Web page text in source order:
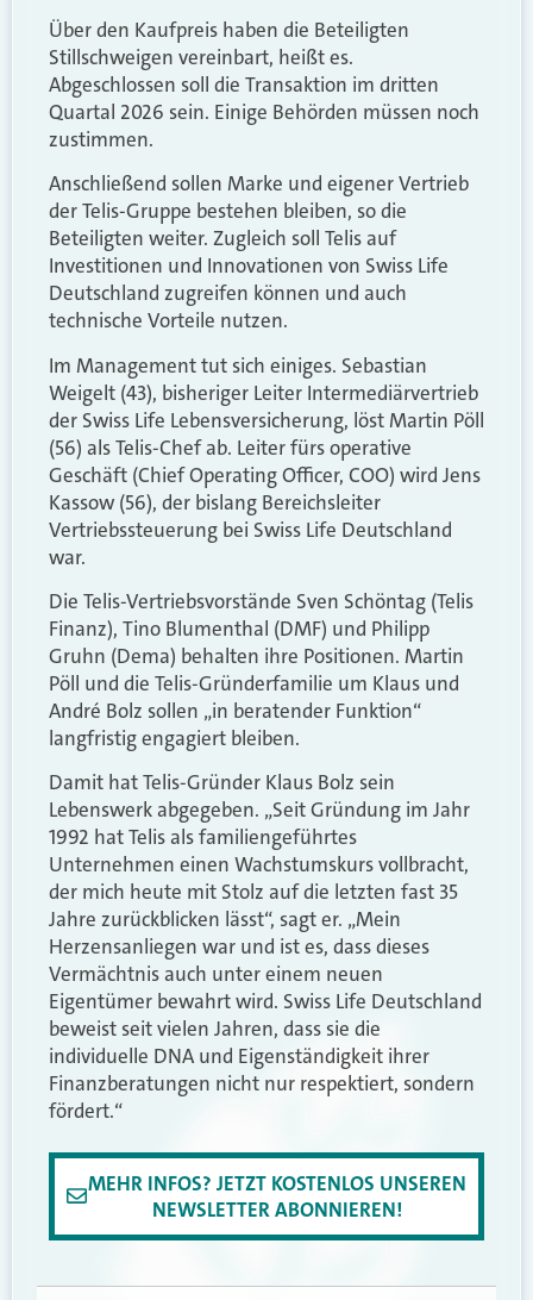
Über den Kaufpreis haben die Beteiligten
Stillschweigen vereinbart, heißt es.
Abgeschlossen soll die Transaktion im dritten
Quartal 2026 sein. Einige Behörden müssen noch
zustimmen.
Anschließend sollen Marke und eigener Vertrieb
der Telis-Gruppe bestehen bleiben, so die
Beteiligten weiter. Zugleich soll Telis auf
Investitionen und Innovationen von Swiss Life
Deutschland zugreifen können und auch
technische Vorteile nutzen.
Im Management tut sich einiges. Sebastian
Weigelt (43), bisheriger Leiter Intermediärvertrieb
der Swiss Life Lebensversicherung, löst Martin Pöll
(56) als Telis-Chef ab. Leiter fürs operative
Geschäft (Chief Operating Officer, COO) wird Jens
Kassow (56), der bislang Bereichsleiter
Vertriebssteuerung bei Swiss Life Deutschland
war.
Die Telis-Vertriebsvorstände Sven Schöntag (Telis
Finanz), Tino Blumenthal (DMF) und Philipp
Gruhn (Dema) behalten ihre Positionen. Martin
Pöll und die Telis-Gründerfamilie um Klaus und
André Bolz sollen „in beratender Funktion“
langfristig engagiert bleiben.
Damit hat Telis-Gründer Klaus Bolz sein
Lebenswerk abgegeben. „Seit Gründung im Jahr
1992 hat Telis als familiengeführtes
Unternehmen einen Wachstumskurs vollbracht,
der mich heute mit Stolz auf die letzten fast 35
Jahre zurückblicken lässt“, sagt er. „Mein
Herzensanliegen war und ist es, dass dieses
Vermächtnis auch unter einem neuen
Eigentümer bewahrt wird. Swiss Life Deutschland
beweist seit vielen Jahren, dass sie die
individuelle DNA und Eigenständigkeit ihrer
Finanzberatungen nicht nur respektiert, sondern
fördert.“
MEHR INFOS? JETZT KOSTENLOS UNSEREN
NEWSLETTER ABONNIEREN!